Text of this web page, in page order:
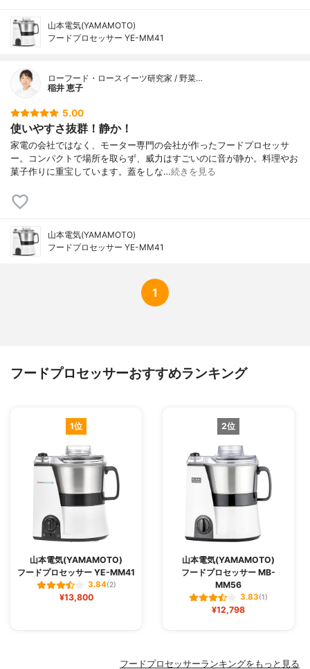
山本電気(YAMAMOTO)
フードプロセッサー YE-MM41
ローフード・ロースイーツ研究家 / 野菜…
稲井 恵子
5.00
使いやすさ抜群！静か！
家電の会社ではなく、モーター専門の会社が作ったフードプロセッサ
ー。コンパクトで場所を取らず、威力はすごいのに音が静か。料理やお
菓子作りに重宝しています。蓋をしな…続きを見る
山本電気(YAMAMOTO)
フードプロセッサー YE-MM41
1
フードプロセッサーおすすめランキング
1位
山本電気(YAMAMOTO)
フードプロセッサー YE-MM41
3.84(2)
¥13,800
2位
山本電気(YAMAMOTO)
フードプロセッサー MB-
MM56
3.83(1)
¥12,798
フードプロセッサーランキングをもっと見る